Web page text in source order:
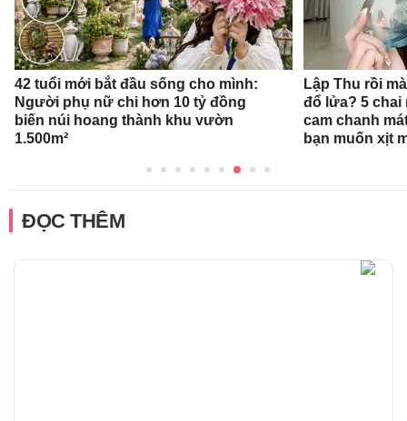
42 tuổi mới bắt đầu sống cho mình:
Người phụ nữ chi hơn 10 tỷ đồng
biến núi hoang thành khu vườn
1.500m²
Lập Thu rồi
đổ lửa? 5
cam chanh
bạn muốn xịt
ĐỌC THÊM